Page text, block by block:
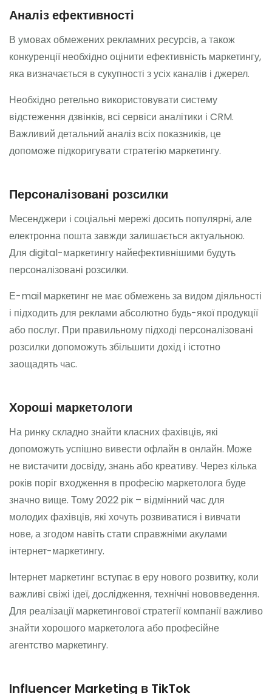
Аналіз ефективності
В умовах обмежених рекламних ресурсів, а також
конкуренції необхідно оцінити ефективність маркетингу,
яка визначається в сукупності з усіх каналів і джерел.
Необхідно ретельно використовувати систему
відстеження дзвінків, всі сервіси аналітики і CRM.
Важливий детальний аналіз всіх показників, це
допоможе підкоригувати стратегію маркетингу.
Персоналізовані розсилки
Месенджери і соціальні мережі досить популярні, але
електронна пошта завжди залишається актуальною.
Для digital-маркетингу найефективнішими будуть
персоналізовані розсилки.
Е-mail маркетинг не має обмежень за видом діяльності
і підходить для реклами абсолютно будь-якої продукції
або послуг. При правильному підході персоналізовані
розсилки допоможуть збільшити дохід і істотно
заощадять час.
Хороші маркетологи
На ринку складно знайти класних фахівців, які
допоможуть успішно вивести офлайн в онлайн. Може
не вистачити досвіду, знань або креативу. Через кілька
років поріг входження в професію маркетолога буде
значно вище. Тому 2022 рік – відмінний час для
молодих фахівців, які хочуть розвиватися і вивчати
нове, а згодом навіть стати справжніми акулами
інтернет-маркетингу.
Інтернет маркетинг вступає в еру нового розвитку, коли
важливі свіжі ідеї, дослідження, технічні нововведення.
Для реалізації маркетингової стратегії компанії важливо
знайти хорошого маркетолога або професійне
агентство маркетингу.
Influencer Marketing в TikTok